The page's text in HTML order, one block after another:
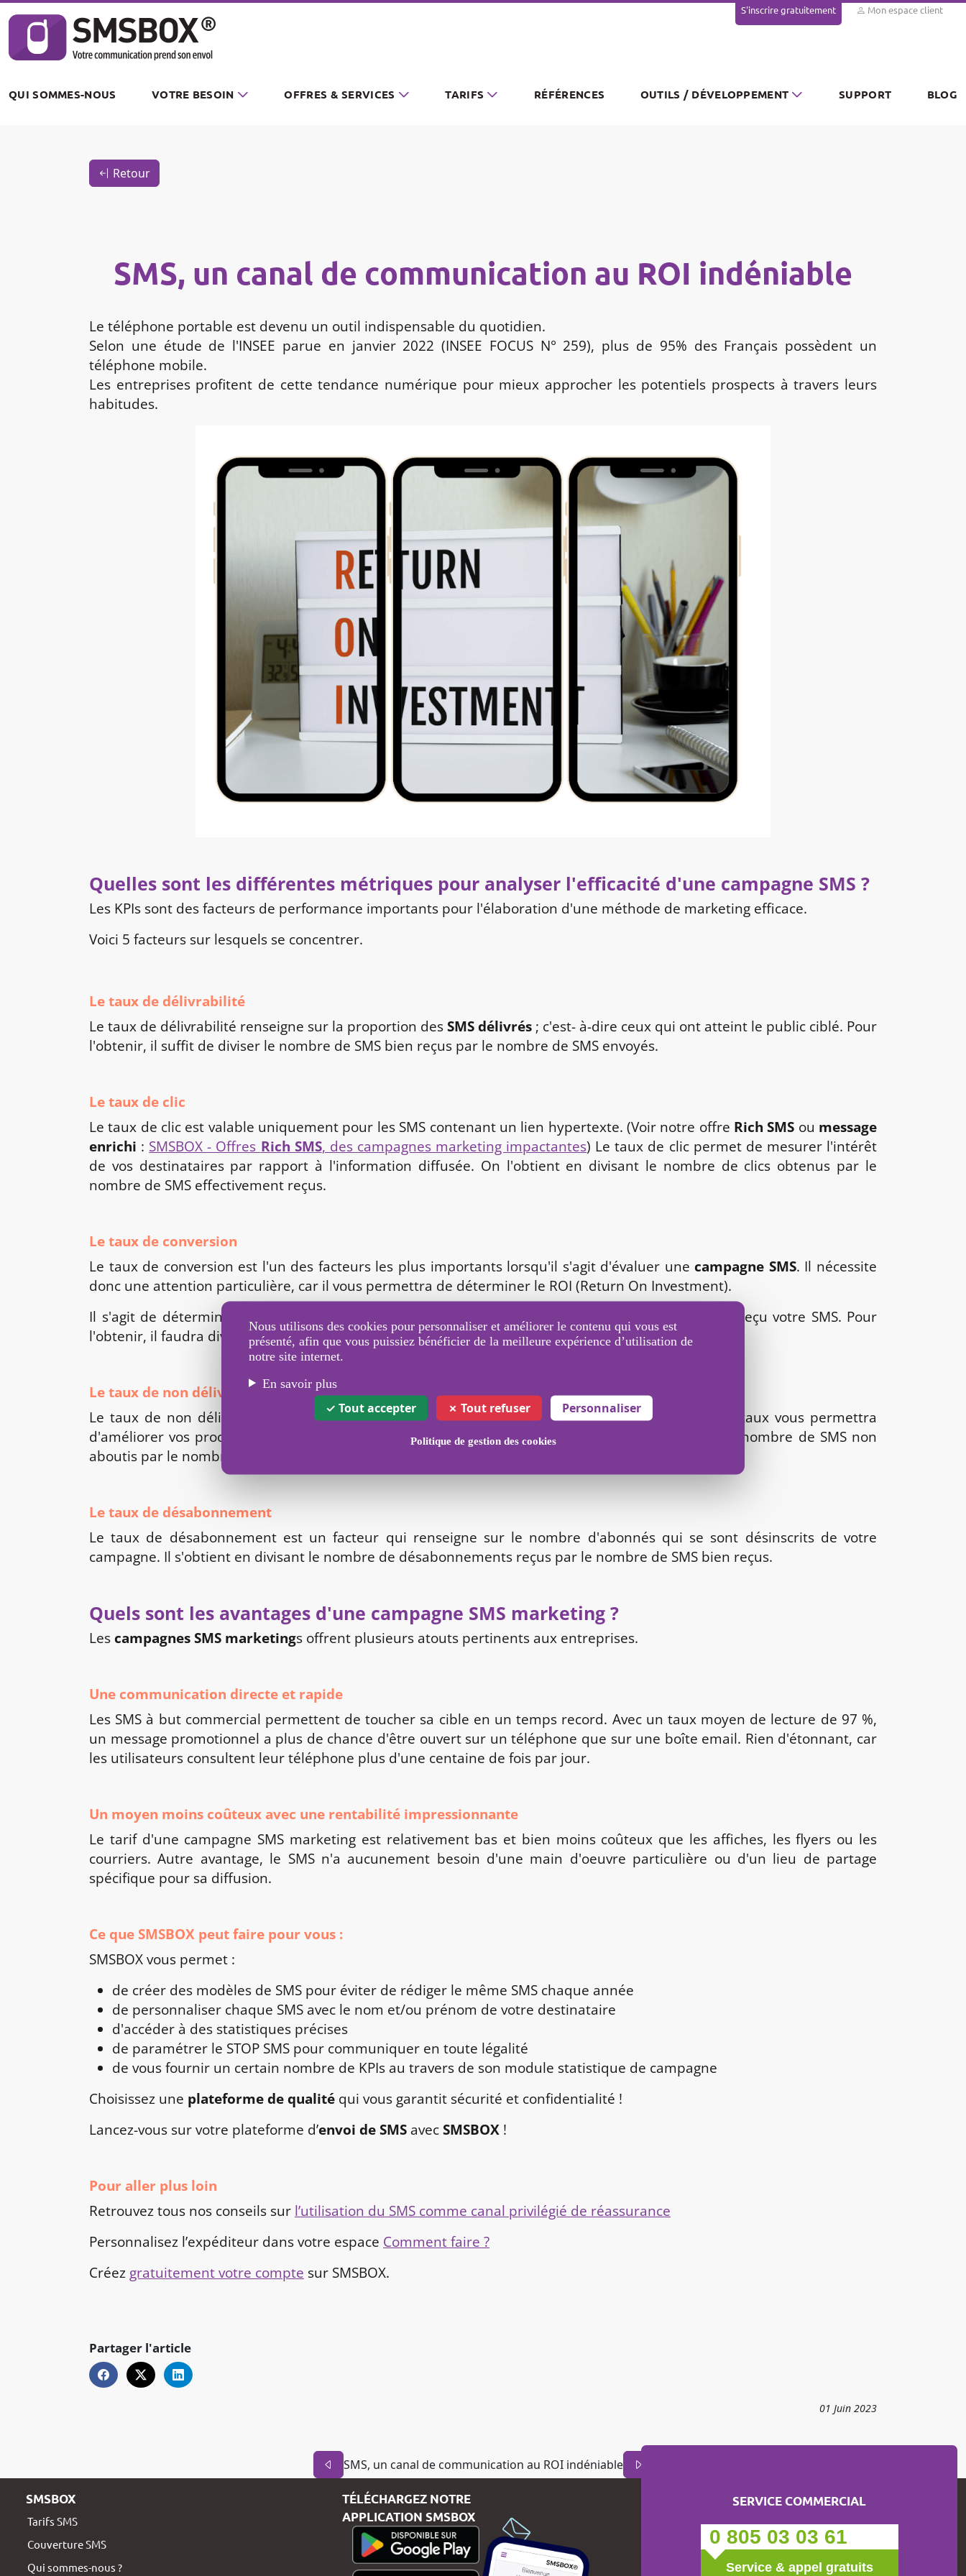
Nous utilisons des cookies pour personnaliser et améliorer le contenu qui vous est
présenté, afin que vous puissiez bénéficier de la meilleure expérience d’utilisation de
notre site internet.
En savoir plus
Tout accepter Tout refuser Personnaliser
Politique de gestion des cookies
S'inscrire gratuitement Mon espace client
QUI SOMMES-NOUS VOTRE BESOIN OFFRES & SERVICES TARIFS RÉFÉRENCES OUTILS / DÉVELOPPEMENT SUPPORT BLOG
Retour
SMS, un canal de communication au ROI indéniable
Le téléphone portable est devenu un outil indispensable du quotidien.
Selon une étude de l'INSEE parue en janvier 2022 (INSEE FOCUS N° 259), plus de 95% des Français possèdent un
téléphone mobile.
Les entreprises profitent de cette tendance numérique pour mieux approcher les potentiels prospects à travers leurs
habitudes.
Quelles sont les différentes métriques pour analyser l'efficacité d'une campagne SMS ?
Les KPIs sont des facteurs de performance importants pour l'élaboration d'une méthode de marketing efficace.
Voici 5 facteurs sur lesquels se concentrer.
Le taux de délivrabilité
Le taux de délivrabilité renseigne sur la proportion desSMS délivrés ; c'est- à-dire ceux qui ont atteint le public ciblé. Pour
l'obtenir, il suffit de diviser le nombre de SMS bien reçus par le nombre de SMS envoyés.
Le taux de clic
Le taux de clic est valable uniquement pour les SMS contenant un lien hypertexte. (Voir notre offre Rich SMS ou message
enrichi : SMSBOX - Offres Rich SMS, des campagnes marketing impactantes) Le taux de clic permet de mesurer l'intérêt
de vos destinataires par rapport à l'information diffusée. On l'obtient en divisant le nombre de clics obtenus par le
nombre de SMS effectivement reçus.
Le taux de conversion
Le taux de conversion est l'un des facteurs les plus importants lorsqu'il s'agit d'évaluer unecampagne SMS. Il nécessite
donc une attention particulière, car il vous permettra de déterminer le ROI (Return On Investment).
Il s'agit de déterminer le pourcentage de personnes qui ont réalisé l'action attendue après avoir reçu votre SMS. Pour
l'obtenir, il faudra diviser le nombre de réponses positives par le nombre total de destinataires.
Le taux de non délivrabilité ou autrement appelé Hard
Le taux de non délivrabilité est un facteur qui désigne le pourcentage des SMS non aboutis. Ce taux vous permettra
d'améliorer vos prochaines campagnes SMS et de nettoyer votre base de données. On divisera le nombre de SMS non
aboutis par le nombre total de SMS envoyés.
Le taux de désabonnement
Le taux de désabonnement est un facteur qui renseigne sur le nombre d'abonnés qui se sont désinscrits de votre
campagne. Il s'obtient en divisant le nombre de désabonnements reçus par le nombre de SMS bien reçus.
Quels sont les avantages d'une campagne SMS marketing ?
Lescampagnes SMS marketings offrent plusieurs atouts pertinents aux entreprises.
Une communication directe et rapide
Les SMS à but commercial permettent de toucher sa cible en un temps record. Avec un taux moyen de lecture de 97 %,
un message promotionnel a plus de chance d'être ouvert sur un téléphone que sur une boîte email. Rien d'étonnant, car
les utilisateurs consultent leur téléphone plus d'une centaine de fois par jour.
Un moyen moins coûteux avec une rentabilité impressionnante
Le tarif d'une campagne SMS marketing est relativement bas et bien moins coûteux que les affiches, les flyers ou les
courriers. Autre avantage, le SMS n'a aucunement besoin d'une main d'oeuvre particulière ou d'un lieu de partage
spécifique pour sa diffusion.
Ce que SMSBOX peut faire pour vous :
SMSBOX vous permet :
de créer des modèles de SMS pour éviter de rédiger le même SMS chaque année
de personnaliser chaque SMS avec le nom et/ou prénom de votre destinataire
d'accéder à des statistiques précises
de paramétrer le STOP SMS pour communiquer en toute légalité
de vous fournir un certain nombre de KPIs au travers de son module statistique de campagne
Choisissez une plateforme de qualité qui vous garantit sécurité et confidentialité !
Lancez-vous sur votre plateforme d’envoi de SMS avecSMSBOX !
Pour aller plus loin
Retrouvez tous nos conseils sur l’utilisation du SMS comme canal privilégié de réassurance
Personnalisez l’expéditeur dans votre espace Comment faire ?
Créez gratuitement votre compte sur SMSBOX.
Partager l'article
01 Juin 2023
SMS, un canal de communication au ROI indéniable
SMSBOX
Tarifs SMS
Couverture SMS
Qui sommes-nous ?
TÉLÉCHARGEZ NOTRE
APPLICATION SMSBOX
SERVICE COMMERCIAL
0 805 03 03 61
Service & appel gratuits